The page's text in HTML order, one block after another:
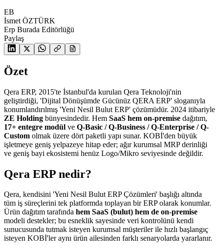
EB
İsmet ÖZTÜRK
Erp Burada Editörlüğü
Paylaş
Özet
Qera ERP, 2015'te İstanbul'da kurulan Qera Teknoloji'nin
geliştirdiği, 'Dijital Dönüşümde Gücünüz QERA ERP' sloganıyla
konumlandırılmış 'Yeni Nesil Bulut ERP' çözümüdür. 2024 itibariyle
ZE Holding bünyesindedir. Hem SaaS hem on-premise dağıtım,
17+ entegre modül ve Q-Basic / Q-Business / Q-Enterprise / Q-
Custom olmak üzere dört paketli yapı sunar. KOBİ'den büyük
işletmeye geniş yelpazeye hitap eder; ağır kurumsal MRP derinliği
ve geniş bayi ekosistemi henüz Logo/Mikro seviyesinde değildir.
Qera ERP nedir?
Qera, kendisini 'Yeni Nesil Bulut ERP Çözümleri' başlığı altında
tüm iş süreçlerini tek platformda toplayan bir ERP olarak konumlar.
Ürün dağıtım tarafında hem SaaS (bulut) hem de on-premise
modeli destekler; bu esneklik sayesinde veri kontrolünü kendi
sunucusunda tutmak isteyen kurumsal müşteriler ile hızlı başlangıç
isteyen KOBİ'ler aynı ürün ailesinden farklı senaryolarda yararlanır.